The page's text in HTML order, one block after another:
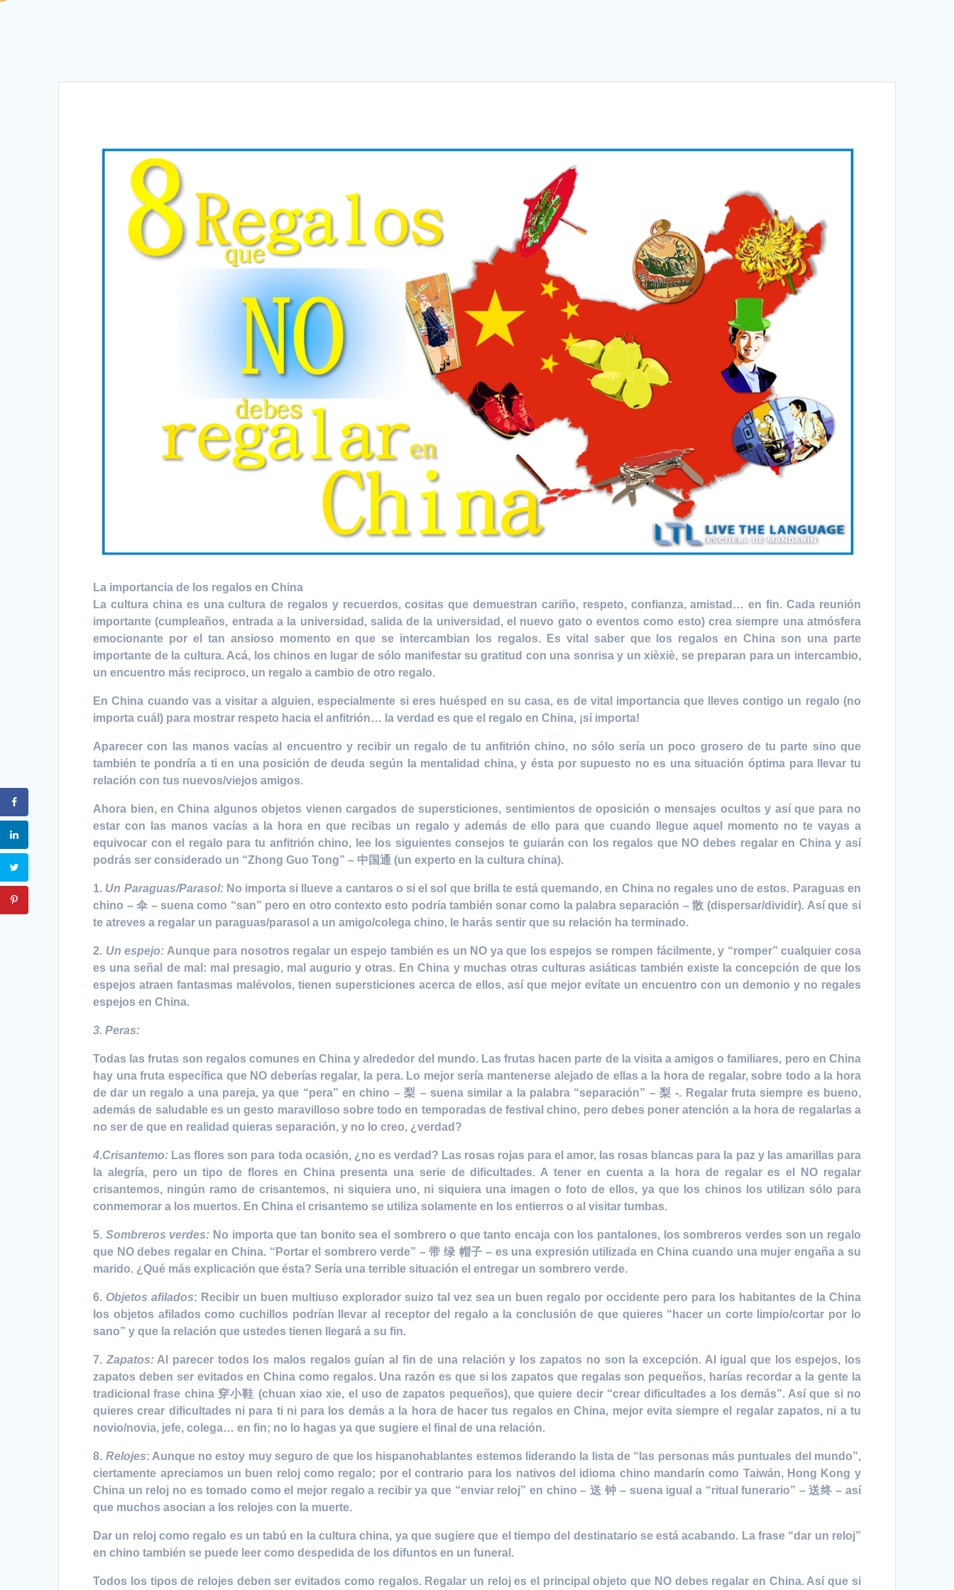
La importancia de los regalos en China
La cultura china es una cultura de regalos y recuerdos, cositas que demuestran cariño, respeto, confianza, amistad… en fin. Cada reunión
importante (cumpleaños, entrada a la universidad, salida de la universidad, el nuevo gato o eventos como esto) crea siempre una atmósfera
emocionante por el tan ansioso momento en que se intercambian los regalos. Es vital saber que los regalos en China son una parte
importante de la cultura. Acá, los chinos en lugar de sólo manifestar su gratitud con una sonrisa y un xièxiè, se preparan para un intercambio,
un encuentro más reciproco, un regalo a cambio de otro regalo.
En China cuando vas a visitar a alguien, especialmente si eres huésped en su casa, es de vital importancia que lleves contigo un regalo (no
importa cuál) para mostrar respeto hacia el anfitrión… la verdad es que el regalo en China, ¡sí importa!
Aparecer con las manos vacías al encuentro y recibir un regalo de tu anfitrión chino, no sólo sería un poco grosero de tu parte sino que
también te pondría a ti en una posición de deuda según la mentalidad china, y ésta por supuesto no es una situación óptima para llevar tu
relación con tus nuevos/viejos amigos.
Ahora bien, en China algunos objetos vienen cargados de supersticiones, sentimientos de oposición o mensajes ocultos y así que para no
estar con las manos vacías a la hora en que recibas un regalo y además de ello para que cuando llegue aquel momento no te vayas a
equivocar con el regalo para tu anfitrión chino, lee los siguientes consejos te guiarán con los regalos que NO debes regalar en China y así
podrás ser considerado un “Zhong Guo Tong” – 中国通 (un experto en la cultura china).
1. Un Paraguas/Parasol:No importa si llueve a cantaros o si el sol que brilla te está quemando, en China no regales uno de estos. Paraguas en
chino – 伞 – suena como “san” pero en otro contexto esto podría también sonar como la palabra separación – 散 (dispersar/dividir). Así que si
te atreves a regalar un paraguas/parasol a un amigo/colega chino, le harás sentir que su relación ha terminado.
2. Un espejo: Aunque para nosotros regalar un espejo también es un NO ya que los espejos se rompen fácilmente, y “romper” cualquier cosa
es una señal de mal: mal presagio, mal augurio y otras. En China y muchas otras culturas asiáticas también existe la concepción de que los
espejos atraen fantasmas malévolos, tienen supersticiones acerca de ellos, así que mejor evítate un encuentro con un demonio y no regales
espejos en China.
3. Peras:
Todas las frutas son regalos comunes en China y alrededor del mundo. Las frutas hacen parte de la visita a amigos o familiares, pero en China
hay una fruta específica que NO deberías regalar, la pera. Lo mejor sería mantenerse alejado de ellas a la hora de regalar, sobre todo a la hora
de dar un regalo a una pareja, ya que “pera” en chino – 梨 – suena similar a la palabra “separación” – 梨 -. Regalar fruta siempre es bueno,
además de saludable es un gesto maravilloso sobre todo en temporadas de festival chino, pero debes poner atención a la hora de regalarlas a
no ser de que en realidad quieras separación, y no lo creo, ¿verdad?
4.Crisantemo: Las flores son para toda ocasión, ¿no es verdad? Las rosas rojas para el amor, las rosas blancas para la paz y las amarillas para
la alegría, pero un tipo de flores en China presenta una serie de dificultades. A tener en cuenta a la hora de regalar es el NO regalar
crisantemos, ningún ramo de crisantemos, ni siquiera uno, ni siquiera una imagen o foto de ellos, ya que los chinos los utilizan sólo para
conmemorar a los muertos. En China el crisantemo se utiliza solamente en los entierros o al visitar tumbas.
5. Sombreros verdes: No importa que tan bonito sea el sombrero o que tanto encaja con los pantalones, los sombreros verdes son un regalo
que NO debes regalar en China. “Portar el sombrero verde” – 带 绿 帽子 – es una expresión utilizada en China cuando una mujer engaña a su
marido. ¿Qué más explicación que ésta? Sería una terrible situación el entregar un sombrero verde.
6. Objetos afilados: Recibir un buen multiuso explorador suizo tal vez sea un buen regalo por occidente pero para los habitantes de la China
los objetos afilados como cuchillos podrían llevar al receptor del regalo a la conclusión de que quieres “hacer un corte limpio/cortar por lo
sano” y que la relación que ustedes tienen llegará a su fin.
7. Zapatos:Al parecer todos los malos regalos guían al fin de una relación y los zapatos no son la excepción. Al igual que los espejos, los
zapatos deben ser evitados en China como regalos. Una razón es que si los zapatos que regalas son pequeños, harías recordar a la gente la
tradicional frase china 穿小鞋 (chuan xiao xie, el uso de zapatos pequeños), que quiere decir “crear dificultades a los demás”. Así que si no
quieres crear dificultades ni para ti ni para los demás a la hora de hacer tus regalos en China, mejor evita siempre el regalar zapatos, ni a tu
novio/novia, jefe, colega… en fin; no lo hagas ya que sugiere el final de una relación.
8. Relojes: Aunque no estoy muy seguro de que los hispanohablantes estemos liderando la lista de “las personas más puntuales del mundo”,
ciertamente apreciamos un buen reloj como regalo; por el contrario para los nativos del idioma chino mandarín como Taiwán, Hong Kong y
China un reloj no es tomado como el mejor regalo a recibir ya que “enviar reloj” en chino – 送 钟 – suena igual a “ritual funerario” – 送终 – así
que muchos asocian a los relojes con la muerte.
Dar un reloj como regalo es un tabú en la cultura china, ya que sugiere que el tiempo del destinatario se está acabando. La frase “dar un reloj”
en chino también se puede leer como despedida de los difuntos en un funeral.
Todos los tipos de relojes deben ser evitados como regalos. Regalar un reloj es el principal objeto que NO debes regalar en China. Así que si